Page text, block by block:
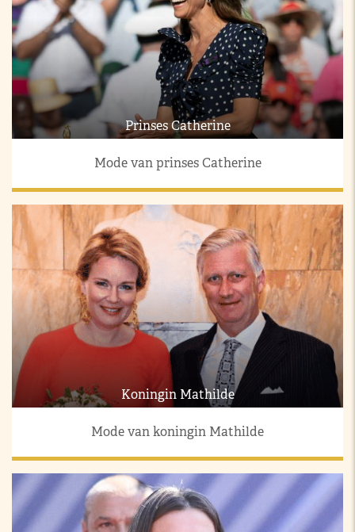
Prinses Catherine
Mode van prinses Catherine
Koningin Mathilde
Mode van koningin Mathilde